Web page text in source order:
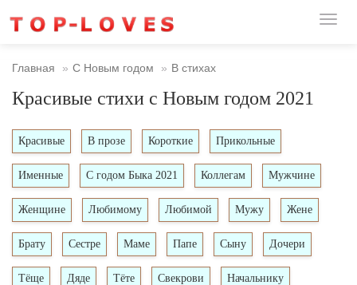
Главная С Новым годом В стихах
Красивые стихи с Новым годом 2021
Красивые В прозе Короткие Прикольные
Именные С годом Быка 2021 Коллегам Мужчине
Женщине Любимому Любимой Мужу Жене
Брату Сестре Маме Папе Сыну Дочери
Тёще Дяде Тёте Свекрови Начальнику